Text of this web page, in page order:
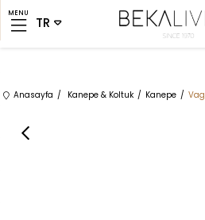
MENU
Anasayfa Kanepe & Koltuk Kanepe